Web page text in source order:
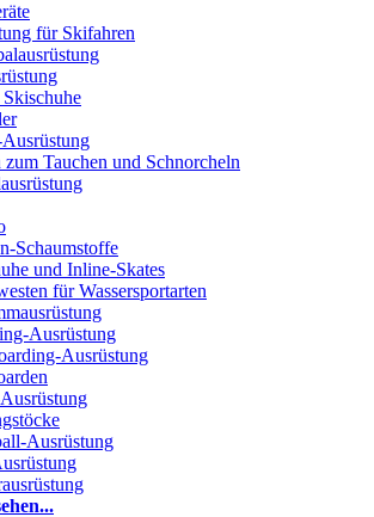
für Skifahren
zum Tauchen und Schnorcheln
Schaumstoffe
und Inline-Skates
für Wassersportarten
Ausrüstung
Ausrüstung
Ausrüstung